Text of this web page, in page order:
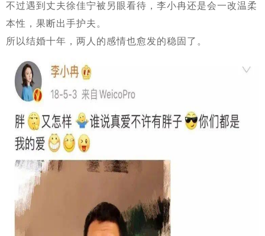
不过遇到丈夫徐佳宁被另眼看待，李小冉还是会一改温柔
本性，果断出手护夫。
所以结婚十年，两人的感情也愈发的稳固了。